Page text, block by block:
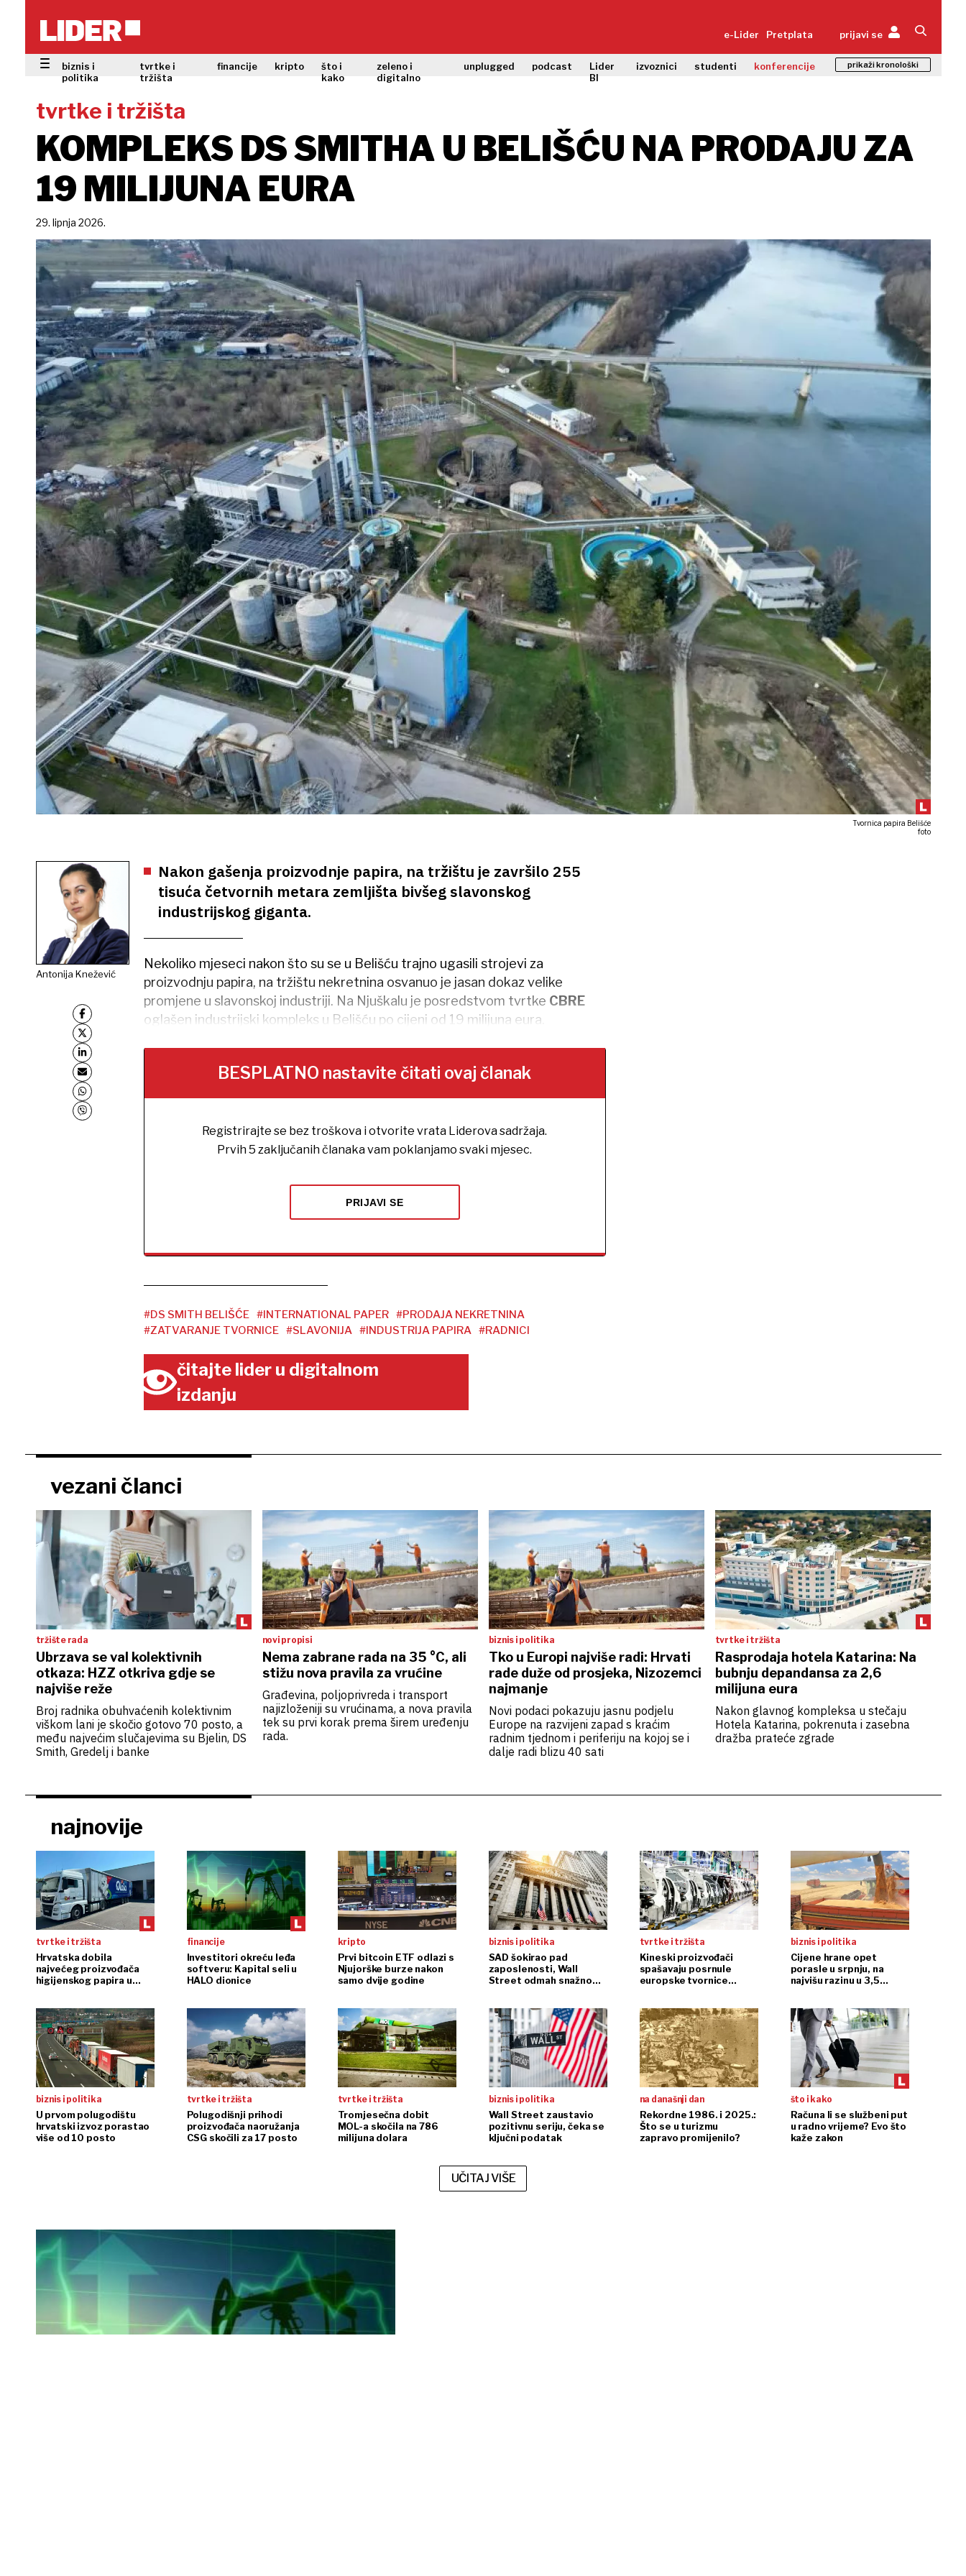
e-Lider Pretplata prijavi se
biznis i
politika
tvrtke i
tržišta
financije kripto
što i
kako
zeleno i
digitalno
unplugged podcast
Lider
BI
izvoznici studenti konferencije prikaži kronološki
tvrtke i tržišta
KOMPLEKS DS SMITHA U BELIŠĆU NA PRODAJU ZA
19 MILIJUNA EURA
29. lipnja 2026.
Tvornica papira Belišće
foto
Antonija Knežević
Nakon gašenja proizvodnje papira, na tržištu je završilo 255
tisuća četvornih metara zemljišta bivšeg slavonskog
industrijskog giganta.
Nekoliko mjeseci nakon što su se u Belišću trajno ugasili strojevi za
proizvodnju papira, na tržištu nekretnina osvanuo je jasan dokaz velike
promjene u slavonskoj industriji. Na Njuškalu je posredstvom tvrtke CBRE
oglašen industrijski kompleks u Belišću po cijeni od 19 milijuna eura.
BESPLATNO nastavite čitati ovaj članak
Registrirajte se bez troškova i otvorite vrata Liderova sadržaja.
Prvih 5 zaključanih članaka vam poklanjamo svaki mjesec.
PRIJAVI SE
#DS SMITH BELIŠĆE #INTERNATIONAL PAPER #PRODAJA NEKRETNINA
#ZATVARANJE TVORNICE #SLAVONIJA #INDUSTRIJA PAPIRA #RADNICI
čitajte lider u digitalnom
izdanju
vezani članci
tržište rada
Ubrzava se val kolektivnih
otkaza: HZZ otkriva gdje se
najviše reže
Broj radnika obuhvaćenih kolektivnim
viškom lani je skočio gotovo 70 posto, a
među najvećim slučajevima su Bjelin, DS
Smith, Gredelj i banke
novi propisi
Nema zabrane rada na 35 °C, ali
stižu nova pravila za vrućine
Građevina, poljoprivreda i transport
najizloženiji su vrućinama, a nova pravila
tek su prvi korak prema širem uređenju
rada.
biznis i politika
Tko u Europi najviše radi: Hrvati
rade duže od prosjeka, Nizozemci
najmanje
Novi podaci pokazuju jasnu podjelu
Europe na razvijeni zapad s kraćim
radnim tjednom i periferiju na kojoj se i
dalje radi blizu 40 sati
tvrtke i tržišta
Rasprodaja hotela Katarina: Na
bubnju depandansa za 2,6
milijuna eura
Nakon glavnog kompleksa u stečaju
Hotela Katarina, pokrenuta i zasebna
dražba prateće zgrade
najnovije
tvrtke i tržišta
Hrvatska dobila
najvećeg proizvođača
higijenskog papira u
financije
Investitori okreću leđa
softveru: Kapital seli u
HALO dionice
kripto
Prvi bitcoin ETF odlazi s
Njujorške burze nakon
samo dvije godine
biznis i politika
SAD šokirao pad
zaposlenosti, Wall
Street odmah snažno
tvrtke i tržišta
Kineski proizvođači
spašavaju posrnule
europske tvornice
biznis i politika
Cijene hrane opet
porasle u srpnju, na
najvišu razinu u 3,5
biznis i politika
U prvom polugodištu
hrvatski izvoz porastao
više od 10 posto
tvrtke i tržišta
Polugodišnji prihodi
proizvođača naoružanja
CSG skočili za 17 posto
tvrtke i tržišta
Tromjesečna dobit
MOL-a skočila na 786
milijuna dolara
biznis i politika
Wall Street zaustavio
pozitivnu seriju, čeka se
ključni podatak
na današnji dan
Rekordne 1986. i 2025.:
Što se u turizmu
zapravo promijenilo?
što i kako
Računa li se službeni put
u radno vrijeme? Evo što
kaže zakon
UČITAJ VIŠE